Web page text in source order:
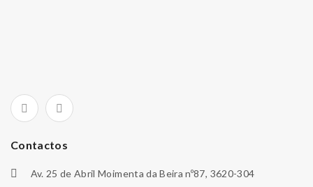
Contactos
Av. 25 de Abril Moimenta da Beira nº87, 3620-304